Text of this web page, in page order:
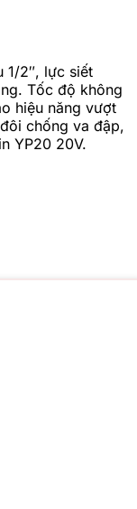
1/2″, lực siết
Tốc độ không
hiệu năng vượt
chống va đập,
YP20 20V.